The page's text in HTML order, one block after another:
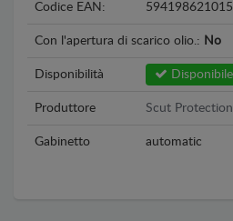
Codice EAN:
Con l'apertura di scarico olio.: No
Disponibilità Disponibile
Produttore Scut Protection
Gabinetto automatic